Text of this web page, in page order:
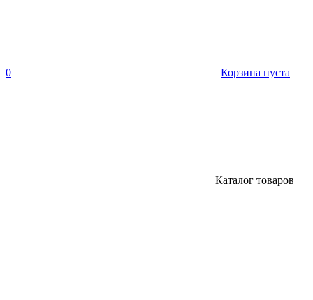
0 Корзина пуста
Каталог товаров